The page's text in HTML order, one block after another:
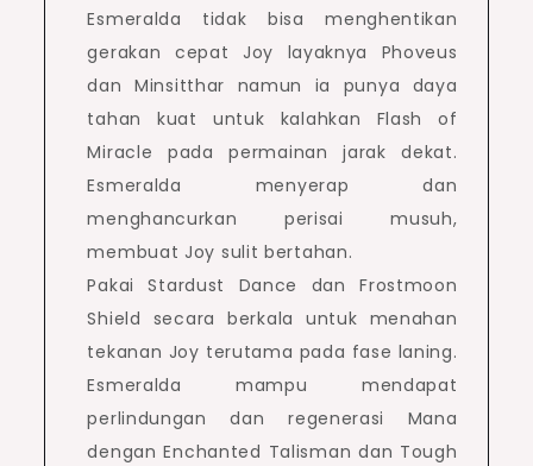
Esmeralda tidak bisa menghentikan
gerakan cepat Joy layaknya Phoveus
dan Minsitthar namun ia punya daya
tahan kuat untuk kalahkan Flash of
Miracle pada permainan jarak dekat.
Esmeralda menyerap dan
menghancurkan perisai musuh,
membuat Joy sulit bertahan.
Pakai Stardust Dance dan Frostmoon
Shield secara berkala untuk menahan
tekanan Joy terutama pada fase laning.
Esmeralda mampu mendapat
perlindungan dan regenerasi Mana
dengan Enchanted Talisman dan Tough